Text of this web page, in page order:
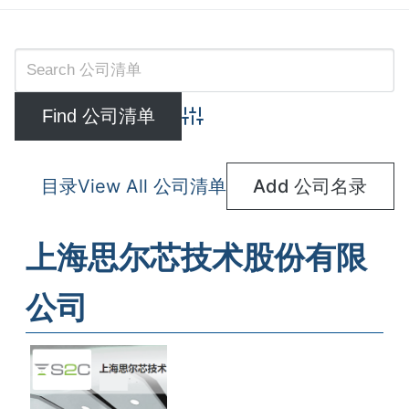
Advanced Search
目录View All 公司清单 Add 公司名录
上海思尔芯技术股份有限
公司